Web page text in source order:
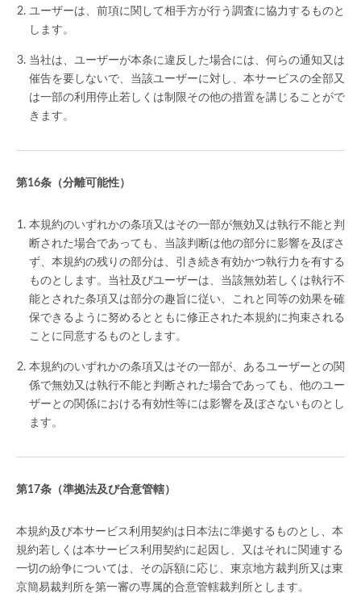
ユーザーは、前項に関して相手方が行う調査に協力するものと
します。
当社は、ユーザーが本条に違反した場合には、何らの通知又は
催告を要しないで、当該ユーザーに対し、本サービスの全部又
は一部の利用停止若しくは制限その他の措置を講じることがで
きます。
（分離可能性）
本規約のいずれかの条項又はその一部が無効又は執行不能と判
断された場合であっても、当該判断は他の部分に影響を及ぼさ
ず、本規約の残りの部分は、引き続き有効かつ執行力を有する
ものとします。当社及びユーザーは、当該無効若しくは執行不
能とされた条項又は部分の趣旨に従い、これと同等の効果を確
保できるように努めるとともに修正された本規約に拘束される
ことに同意するものとします。
本規約のいずれかの条項又はその一部が、あるユーザーとの関
係で無効又は執行不能と判断された場合であっても、他のユー
ザーとの関係における有効性等には影響を及ぼさないものとし
ます。
（準拠法及び合意管轄）
本規約及び本サービス利用契約は日本法に準拠するものとし、本
規約若しくは本サービス利用契約に起因し、又はそれに関連する
一切の紛争については、その訴額に応じ、東京地方裁判所又は東
京簡易裁判所を第一審の専属的合意管轄裁判所とします。